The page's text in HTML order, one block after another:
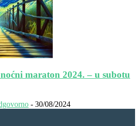
maraton 2024. – u subotu
- 30/08/2024